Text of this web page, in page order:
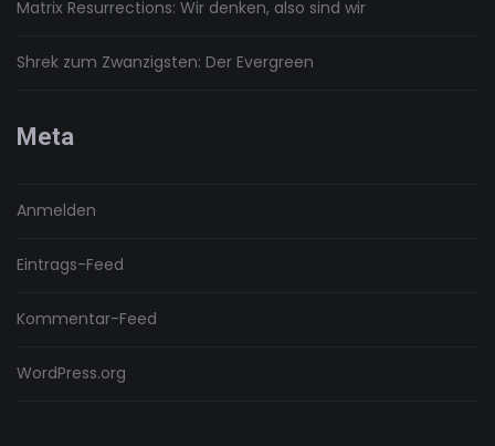
Matrix Resurrections: Wir denken, also sind wir
Shrek zum Zwanzigsten: Der Evergreen
Meta
Anmelden
Eintrags-Feed
Kommentar-Feed
WordPress.org